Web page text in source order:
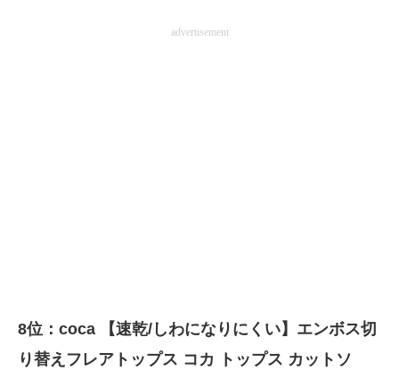
advertisement
8位：coca 【速乾/しわになりにくい】エンボス切
り替えフレアトップス コカ トップス カットソ